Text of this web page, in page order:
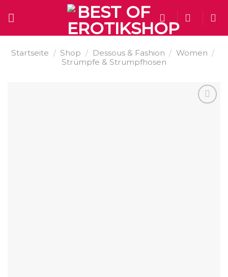
Startseite / Shop / Dessous & Fashion / Women /
Strümpfe & Strumpfhosen